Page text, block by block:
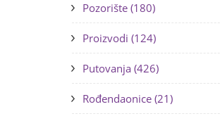
Pozorište (180)
Proizvodi (124)
Putovanja (426)
Rođendaonice (21)